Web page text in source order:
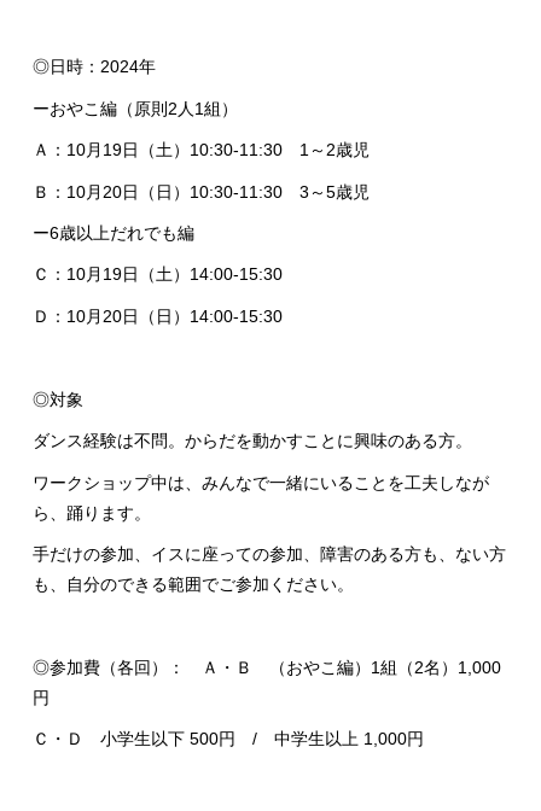
◎日時：2024年
ーおやこ編（原則2人1組）
Ａ：10月19日（土）10:30-11:30 1～2歳児
Ｂ：10月20日（日）10:30-11:30 3～5歳児
ー6歳以上だれでも編
Ｃ：10月19日（土）14:00-15:30
Ｄ：10月20日（日）14:00-15:30
◎対象
ダンス経験は不問。からだを動かすことに興味のある方。
ワークショップ中は、みんなで一緒にいることを工夫しなが
ら、踊ります。
手だけの参加、イスに座っての参加、障害のある方も、ない方
も、自分のできる範囲でご参加ください。
◎参加費（各回）： Ａ・Ｂ （おやこ編）1組（2名）1,000
円
Ｃ・Ｄ 小学生以下 500円 / 中学生以上 1,000円